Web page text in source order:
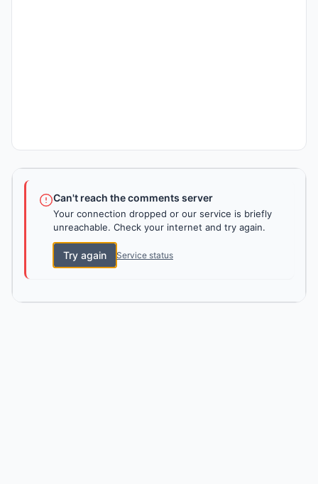
Can't reach the comments server
Your connection dropped or our service is briefly
unreachable. Check your internet and try again.
Try again Service status